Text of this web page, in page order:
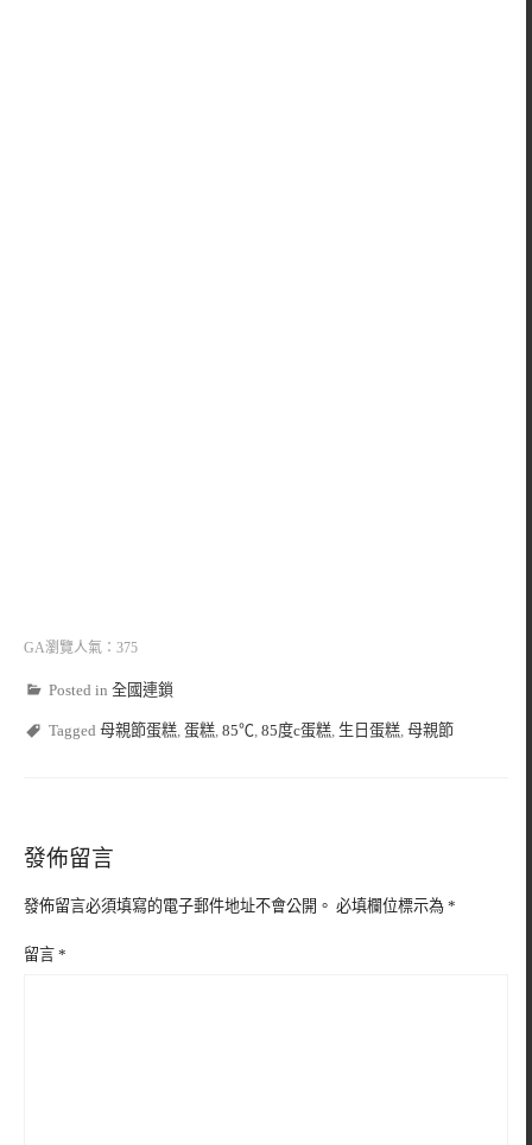
GA瀏覽人氣：375
Posted in 全國連鎖
Tagged 母親節蛋糕 蛋糕 85℃ 85度c蛋糕 生日蛋糕 母親節
發佈留言
發佈留言必須填寫的電子郵件地址不會公開。 必填欄位標示為 *
留言 *